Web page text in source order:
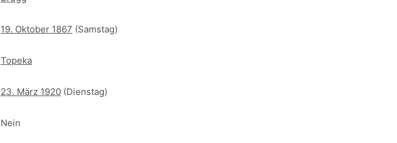
19. Oktober 1867 (Samstag)
Topeka
23. März 1920 (Dienstag)
Nein